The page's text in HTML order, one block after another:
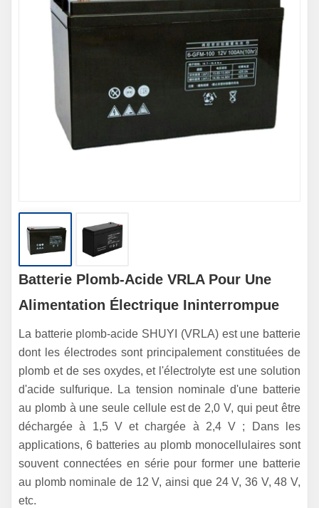
Batterie Plomb-Acide VRLA Pour Une
Alimentation Électrique Ininterrompue
La batterie plomb-acide SHUYI (VRLA) est une batterie
dont les électrodes sont principalement constituées de
plomb et de ses oxydes, et l'électrolyte est une solution
d'acide sulfurique. La tension nominale d'une batterie
au plomb à une seule cellule est de 2,0 V, qui peut être
déchargée à 1,5 V et chargée à 2,4 V ; Dans les
applications, 6 batteries au plomb monocellulaires sont
souvent connectées en série pour former une batterie
au plomb nominale de 12 V, ainsi que 24 V, 36 V, 48 V,
etc.